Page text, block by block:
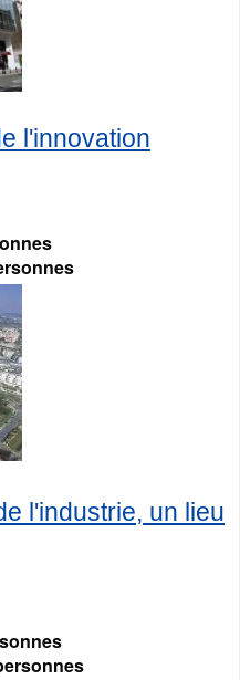
l'innovation
l'industrie, un lieu